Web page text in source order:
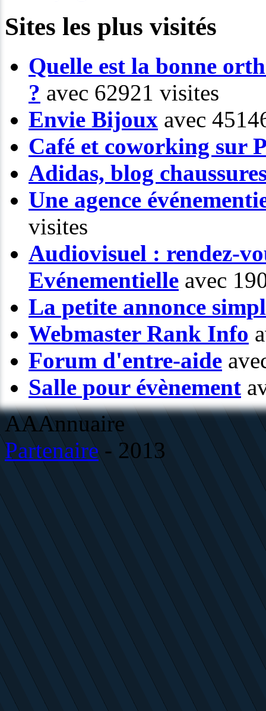
Sites les plus visités
Quelle est la bonne
? avec 62921 visites
Envie Bijoux avec
Café et coworking sur
Adidas, blog
Une agence
visites
Audiovisuel : rendez-
Evénementielle avec
La petite annonce
Webmaster Rank Info
Forum d'entre-aide
Salle pour évènement
AAAnnuaire
Partenaire- 2013